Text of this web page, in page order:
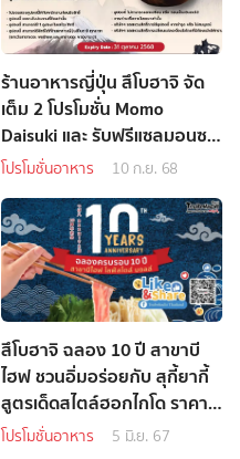
ร้านอาหารญี่ปุ่น สึโบฮาจิ จัด
เต็ม 2 โปรโมชั่น Momo
Daisuki และ รับฟรีแซลมอนซา
ชิมิ ต้อนรับเดือนกันยายน
โปรโมชั่นอาหาร 10 ก.ย. 68
สึโบฮาจิ ฉลอง 10 ปี สาขาบี
ไฮฟ ชวนอิ่มอร่อยกับ สุกี้ยากี้
สูตรเด็ดสไตล์ฮอกไกโด ราคา
พิเศษ
โปรโมชั่นอาหาร 5 มิ.ย. 67